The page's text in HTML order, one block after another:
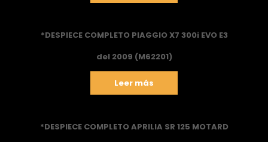
*DESPIECE COMPLETO PIAGGIO X7 300i EVO E3
del 2009 (M62201)
Leer más
*DESPIECE COMPLETO APRILIA SR 125 MOTARD